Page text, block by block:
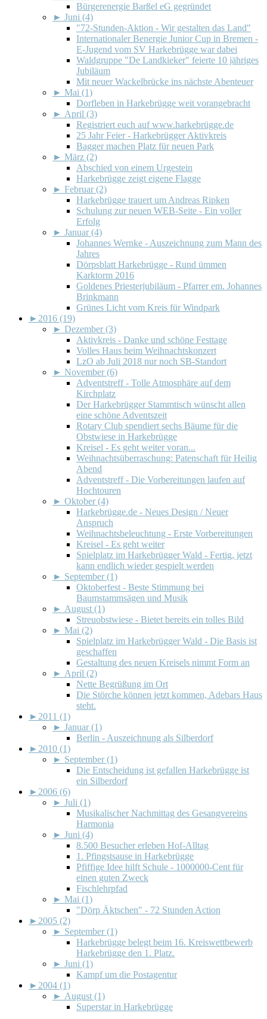
Bürgerenergie Barßel eG gegründet
► Juni (4)
"72-Stunden-Aktion - Wir gestalten das Land"
Internationaler Benergie Junior Cup in Bremen -
E-Jugend vom SV Harkebrügge war dabei
Waldgruppe "De Landkieker" feierte 10 jähriges
Jubiläum
Mit neuer Wackelbrücke ins nächste Abenteuer
► Mai (1)
Dorfleben in Harkebrügge weit vorangebracht
► April (3)
Registriert euch auf www.harkebrügge.de
25 Jahr Feier - Harkebrügger Aktivkreis
Bagger machen Platz für neuen Park
► März (2)
Abschied von einem Urgestein
Harkebrügge zeigt eigene Flagge
► Februar (2)
Harkebrügge trauert um Andreas Ripken
Schulung zur neuen WEB-Seite - Ein voller
Erfolg
► Januar (4)
Johannes Wernke - Auszeichnung zum Mann des
Jahres
Dörpsblatt Harkebrügge - Rund ümmen
Karktorm 2016
Goldenes Priesterjubiläum - Pfarrer em. Johannes
Brinkmann
Grünes Licht vom Kreis für Windpark
► 2016 (19)
► Dezember (3)
Aktivkreis - Danke und schöne Festtage
Volles Haus beim Weihnachtskonzert
LzO ab Juli 2018 nur noch SB-Standort
► November (6)
Adventstreff - Tolle Atmosphäre auf dem
Kirchplatz
Der Harkebrügger Stammtisch wünscht allen
eine schöne Adventszeit
Rotary Club spendiert sechs Bäume für die
Obstwiese in Harkebrügge
Kreisel - Es geht weiter voran...
Weihnachtsüberraschung: Patenschaft für Heilig
Abend
Adventstreff - Die Vorbereitungen laufen auf
Hochtouren
► Oktober (4)
Harkebrügge.de - Neues Design / Neuer
Anspruch
Weihnachtsbeleuchtung - Erste Vorbereitungen
Kreisel - Es geht weiter
Spielplatz im Harkebrügger Wald - Fertig, jetzt
kann endlich wieder gespielt werden
► September (1)
Oktoberfest - Beste Stimmung bei
Baumstammsägen und Musik
► August (1)
Streuobstwiese - Bietet bereits ein tolles Bild
► Mai (2)
Spielplatz im Harkebrügger Wald - Die Basis ist
geschaffen
Gestaltung des neuen Kreisels nimmt Form an
► April (2)
Nette Begrüßung im Ort
Die Störche können jetzt kommen, Adebars Haus
steht.
► 2011 (1)
► Januar (1)
Berlin - Auszeichnung als Silberdorf
► 2010 (1)
► September (1)
Die Entscheidung ist gefallen Harkebrügge ist
ein Silberdorf
► 2006 (6)
► Juli (1)
Musikalischer Nachmittag des Gesangvereins
Harmonia
► Juni (4)
8.500 Besucher erleben Hof-Alltag
1. Pfingstsause in Harkebrügge
Pfiffige Idee hilft Schule - 1000000-Cent für
einen guten Zweck
Fischlehrpfad
► Mai (1)
"Dörp Äktschen" - 72 Stunden Action
► 2005 (2)
► September (1)
Harkebrügge belegt beim 16. Kreiswettbewerb
Harkebrügge den 1. Platz.
► Juni (1)
Kampf um die Postagentur
► 2004 (1)
► August (1)
Superstar in Harkebrügge